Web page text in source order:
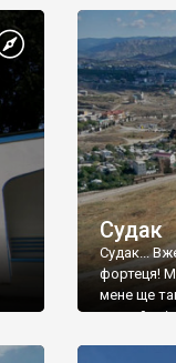
Судак
Судак...
фортеця!
мене ще
принаймні